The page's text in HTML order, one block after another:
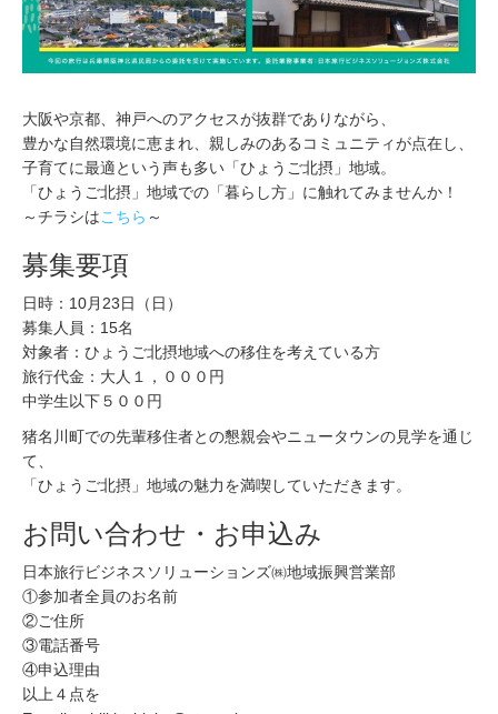
大阪や京都、神戸へのアクセスが抜群でありながら、
豊かな自然環境に恵まれ、親しみのあるコミュニティが点在し、
子育てに最適という声も多い「ひょうご北摂」地域。
「ひょうご北摂」地域での「暮らし方」に触れてみませんか！
～チラシはこちら ～
募集要項
日時：10月23日（日）
募集人員：15名
対象者：ひょうご北摂地域への移住を考えている方
旅行代金：大人１，０００円
中学生以下５００円
猪名川町での先輩移住者との懇親会やニュータウンの見学を通じ
て、
「ひょうご北摂」地域の魅力を満喫していただきます。
お問い合わせ・お申込み
日本旅行ビジネスソリューションズ㈱地域振興営業部
①参加者全員のお名前
②ご住所
③電話番号
④申込理由
以上４点を